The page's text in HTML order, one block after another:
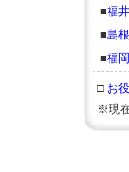
■福
■島
■福
□ お
※現